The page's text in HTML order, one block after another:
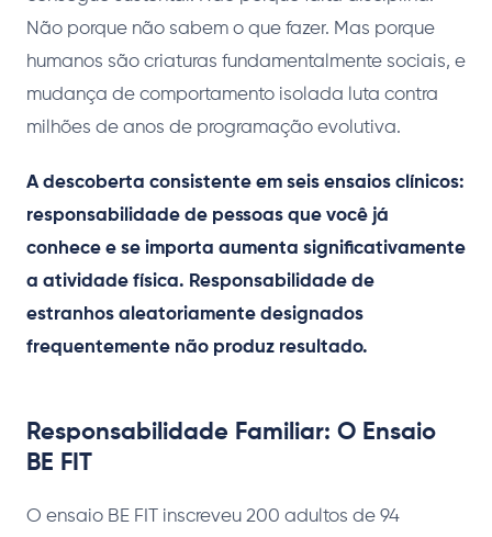
Não porque não sabem o que fazer. Mas porque
humanos são criaturas fundamentalmente sociais, e
mudança de comportamento isolada luta contra
milhões de anos de programação evolutiva.
A descoberta consistente em seis ensaios clínicos:
responsabilidade de pessoas que você já
conhece e se importa aumenta significativamente
a atividade física. Responsabilidade de
estranhos aleatoriamente designados
frequentemente não produz resultado.
Responsabilidade Familiar: O Ensaio
BE FIT
O ensaio BE FIT inscreveu 200 adultos de 94